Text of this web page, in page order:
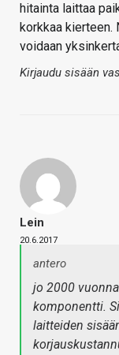
hitainta laittaa
korkkaa kierteen.
voidaan
Kirjaudu sisään
Lein
20.6.2017
antero
jo 2000
komponentti.
laitteiden